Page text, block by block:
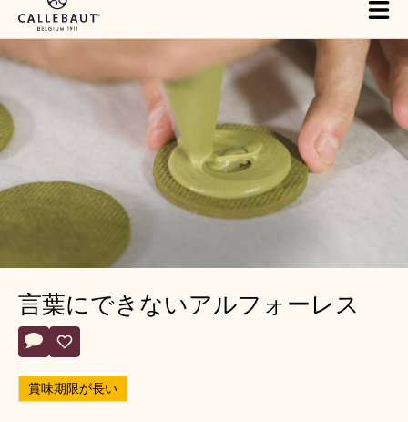
言葉にできないアルフォーレス
Actions
コメント
- 言葉にできないアルフォーレス
保存
- 言葉にできないアルフォーレス
賞味期限が長い